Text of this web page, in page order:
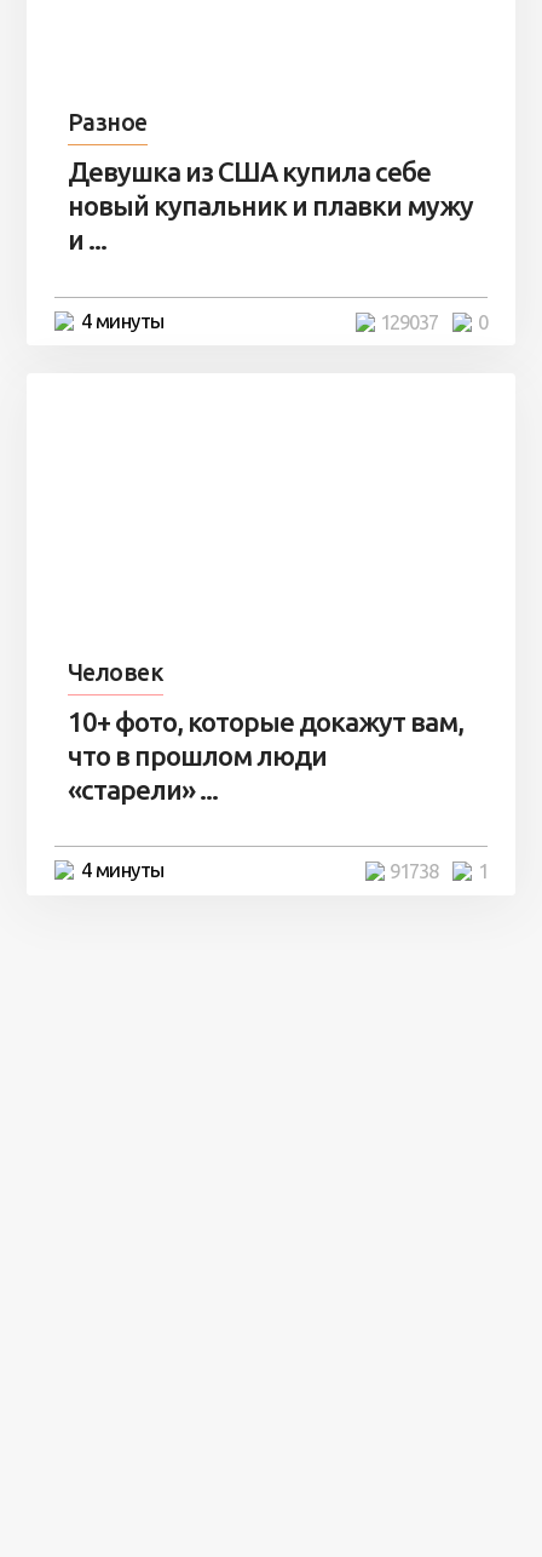
Разное
Девушка из США купила себе
новый купальник и плавки мужу
и ...
4 минуты 0
129037
Человек
10+ фото, которые докажут вам,
что в прошлом люди
«старели» ...
4 минуты 1
91738